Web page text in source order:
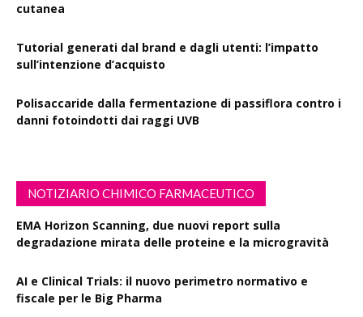
cutanea
Tutorial generati dal brand e dagli utenti: l’impatto
sull’intenzione d’acquisto
Polisaccaride dalla fermentazione di passiflora contro i
danni fotoindotti dai raggi UVB
NOTIZIARIO CHIMICO FARMACEUTICO
EMA Horizon Scanning, due nuovi report sulla
degradazione mirata delle proteine e la microgravità
AI e Clinical Trials: il nuovo perimetro normativo e
fiscale per le Big Pharma